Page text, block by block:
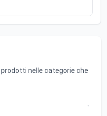
nelle categorie che